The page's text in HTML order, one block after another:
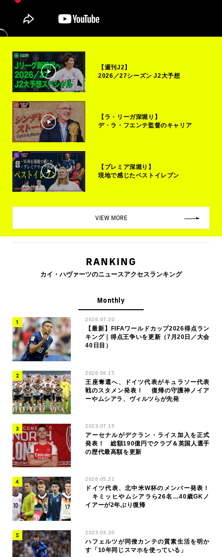
【週刊J2】
2026／27シーズン J2大予想
【ラ・リーガ深堀り】
デ・ラ・フエンテ監督のキャリア
【プレミア深堀り】
現地で感じたベストイレブン
VIEW MORE
RANKING
カイ・ハヴァーツのニュースアクセスランキング
Monthly
2026.07.20
【最新】FIFAワールドカップ2026得点ラン
キング｜得点王争いを更新（7月20日／大会
40日目）
2026.06.15
王座奪還へ、ドイツ代表がキュラソー代表
戦のスタメン発表！ 復帰の守護神ノイア
ーやムシアラ、ヴィルツらが先発
2023.07.15
アーセナルがデクラン・ライス加入を正式
発表！ 総額190億円でクラブ＆英国人選手
の歴代最高額を更新
2026.05.21
ドイツ代表、北中米W杯のメンバー発表！
キミッヒやムシアラら26名…40歳GKノ
イアーが2年ぶり復帰
2023.03.30
ハフェルツが同僚カンテの質素生活を明か
す「10年同じスマホを使っている」